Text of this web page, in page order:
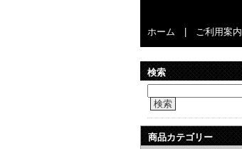
ホーム ご利用案内
検索
検索
商品カテゴリー